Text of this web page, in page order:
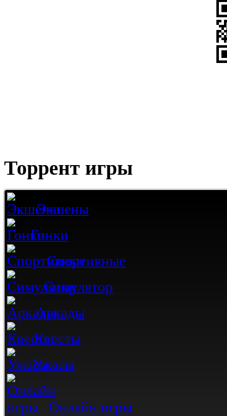
Торрент игры
Экшены
Гонки
Спортивные
Симулятор
Аркады
Квесты
Ужасы
Онлайн игры